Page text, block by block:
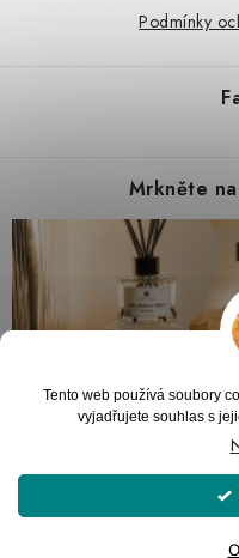
Tento web používá soubory
vyjadřujete souhlas s
Podmínky
Mrkněte
.